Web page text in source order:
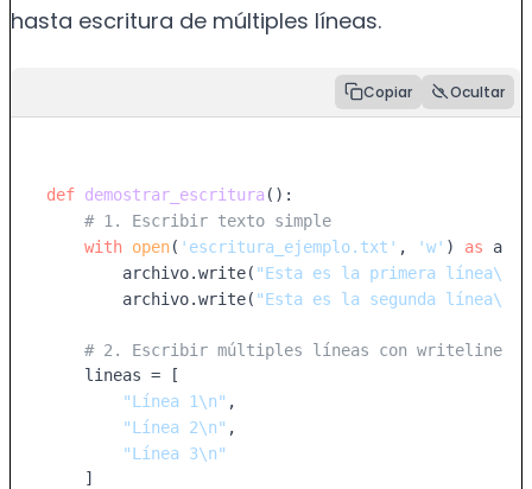
hasta escritura de múltiples líneas.
Copiar Ocultar
def demostrar_escritura ():
# 1. Escribir texto simple
with open( 'escritura_ejemplo.txt' , 'w' ) as
        archivo.write(
"Esta es la primera línea\n"
        archivo.write(
"Esta es la segunda línea\n"
# 2. Escribir múltiples líneas con writelines
    lineas = [
"Línea 1\n" ,
"Línea 2\n" ,
"Línea 3\n"
    ]